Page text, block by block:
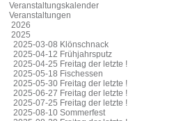
Veranstaltungskalender
Veranstaltungen
2026
2025
2025-03-08 Klönschnack
2025-04-12 Frühjahrsputz
2025-04-25 Freitag der letzte !
2025-05-18 Fischessen
2025-05-30 Freitag der letzte !
2025-06-27 Freitag der letzte !
2025-07-25 Freitag der letzte !
2025-08-10 Sommerfest